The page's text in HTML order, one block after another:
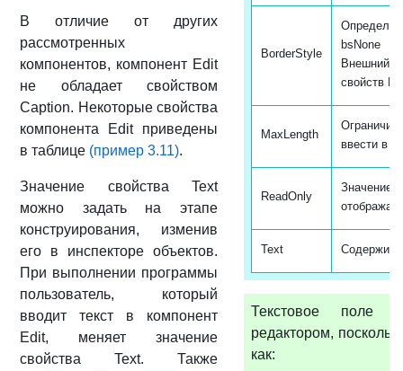
В отличие от других
рассмотренных
компонентов, компонент Edit
не обладает свойством
Caption. Некоторые свойства
компонента Edit приведены
в таблице (пример 3.11).
Значение свойства Text
можно задать на этапе
конструирования, изменив
его в инспекторе объектов.
При выполнении программы
пользователь, который
вводит текст в компонент
Edit, меняет значение
свойства Text. Также
BorderStyle
bsNone
Внешний
свойств
MaxLength
ввести в
ReadOnly
Значение
Text Содержит
Текстовое поле
редактором,
как: